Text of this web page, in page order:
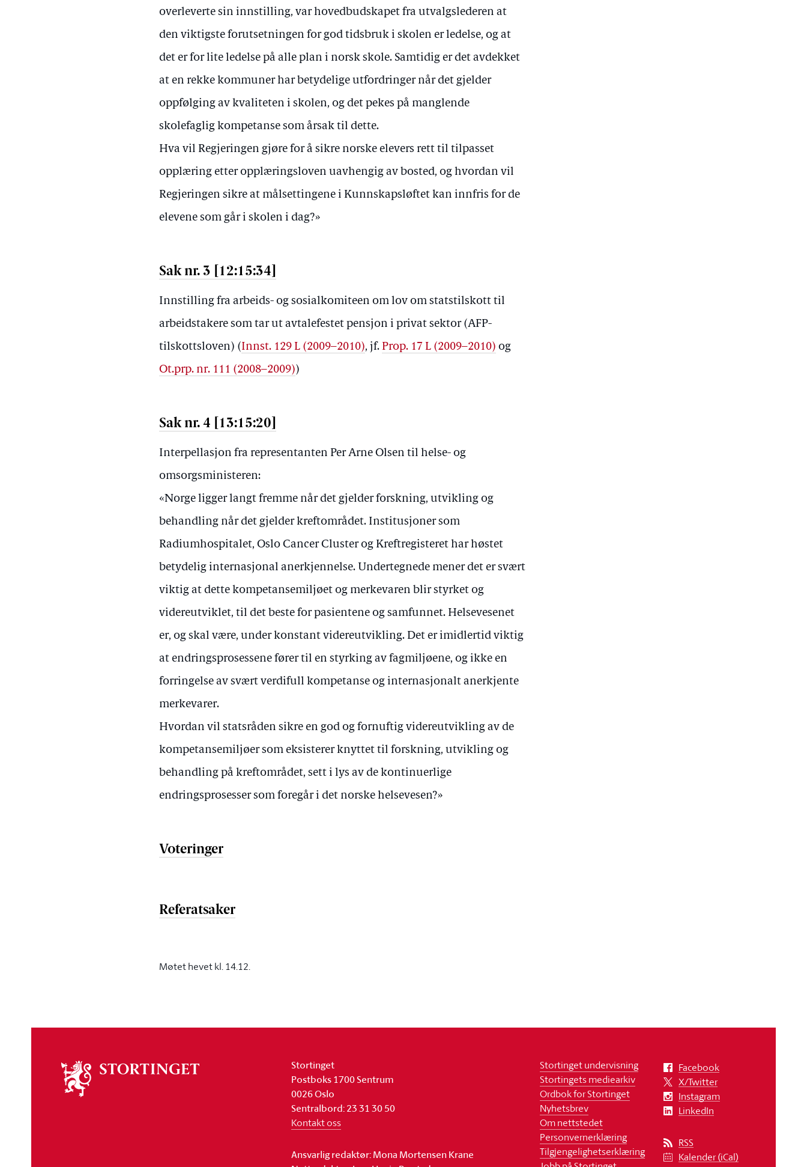
overleverte sin innstilling, var hovedbudskapet fra utvalgslederen at
den viktigste forutsetningen for god tidsbruk i skolen er ledelse, og at
det er for lite ledelse på alle plan i norsk skole. Samtidig er det avdekket
at en rekke kommuner har betydelige utfordringer når det gjelder
oppfølging av kvaliteten i skolen, og det pekes på manglende
skolefaglig kompetanse som årsak til dette.
Hva vil Regjeringen gjøre for å sikre norske elevers rett til tilpasset
opplæring etter opplæringsloven uavhengig av bosted, og hvordan vil
Regjeringen sikre at målsettingene i Kunnskapsløftet kan innfris for de
elevene som går i skolen i dag?»
Sak nr. 3 [12:15:34]
Innstilling fra arbeids- og sosialkomiteen om lov om statstilskott til
arbeidstakere som tar ut avtalefestet pensjon i privat sektor (AFP-
tilskottsloven) (Innst. 129 L (2009–2010), jf.Prop. 17 L (2009–2010) og
Ot.prp. nr. 111 (2008–2009))
Sak nr. 4 [13:15:20]
Interpellasjon fra representanten Per Arne Olsen til helse- og
omsorgsministeren:
«Norge ligger langt fremme når det gjelder forskning, utvikling og
behandling når det gjelder kreftområdet. Institusjoner som
Radiumhospitalet, Oslo Cancer Cluster og Kreftregisteret har høstet
betydelig internasjonal anerkjennelse. Undertegnede mener det er svært
viktig at dette kompetansemiljøet og merkevaren blir styrket og
videreutviklet, til det beste for pasientene og samfunnet. Helsevesenet
er, og skal være, under konstant videreutvikling. Det er imidlertid viktig
at endringsprosessene fører til en styrking av fagmiljøene, og ikke en
forringelse av svært verdifull kompetanse og internasjonalt anerkjente
merkevarer.
Hvordan vil statsråden sikre en god og fornuftig videreutvikling av de
kompetansemiljøer som eksisterer knyttet til forskning, utvikling og
behandling på kreftområdet, sett i lys av de kontinuerlige
endringsprosesser som foregår i det norske helsevesen?»
Voteringer
Referatsaker
Møtet hevet kl. 14.12.
stortinget
Stortinget
Postboks 1700 Sentrum
0026 Oslo
Sentralbord: 23 31 30 50
Kontakt oss
Ansvarlig redaktør: Mona Mortensen Krane
Stortinget undervisning
Stortingets mediearkiv
Ordbok for Stortinget
Nyhetsbrev
Om nettstedet
Personvernerklæring
Tilgjengelighetserklæring
Facebook
X/Twitter
Instagram
LinkedIn
RSS
Kalender (iCal)